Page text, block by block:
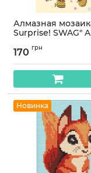
Алмазная
Surprise! SWAG"
Артикул:
170 грн
Новинка